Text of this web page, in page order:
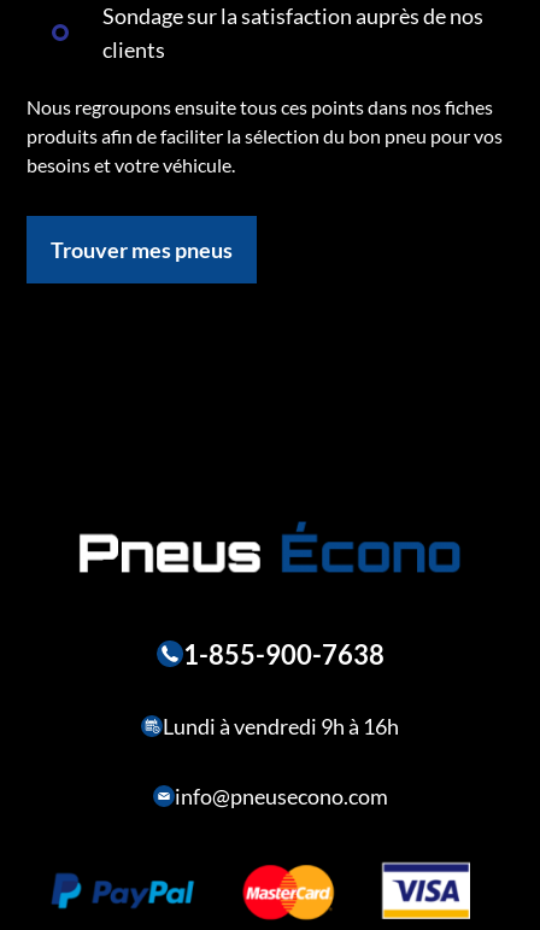
Sondage sur la satisfaction auprès de nos
clients
Nous regroupons ensuite tous ces points dans nos fiches
produits afin de faciliter la sélection du bon pneu pour vos
besoins et votre véhicule.
Trouver mes pneus
1-855-900-7638
Lundi à vendredi 9h à 16h
info@pneusecono.com